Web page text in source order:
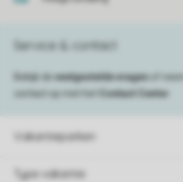
Vakantieparken
Type vakantie
Service & contact
Bekijk de veelgestelde vragen
of neem
contact op met het
Contact Center